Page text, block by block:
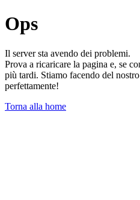
Ops
Il server sta avendo dei problemi.
Prova a ricaricare la pagina e, se
più tardi. Stiamo facendo del
perfettamente!
Torna alla home